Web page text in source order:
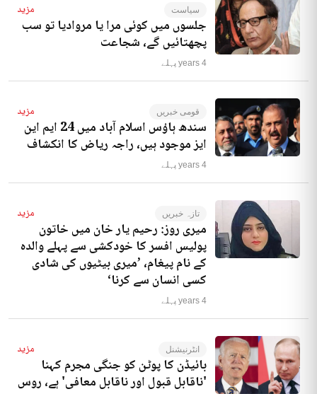
سیاست مزید
جلسوں میں کوئی مرا یا مروادیا تو سب
پچھتائیں گے، شجاعت
4 years پہلے
قومی خبریں مزید
سندھ ہاؤس اسلام آباد میں 24 ایم این
ایز موجود ہیں، راجہ ریاض کا انکشاف
4 years پہلے
تازہ خبریں مزید
میری روز: رحیم یار خان میں خاتون
پولیس افسر کا خودکشی سے پہلے والدہ
کے نام پیغام، ’میری بیٹیوں کی شادی
کسی انسان سے کرنا‘
4 years پہلے
انٹرنیشنل مزید
بائیڈن کا پوٹن کو جنگی مجرم کہنا
'ناقابل قبول اور ناقابل معافی' ہے، روس